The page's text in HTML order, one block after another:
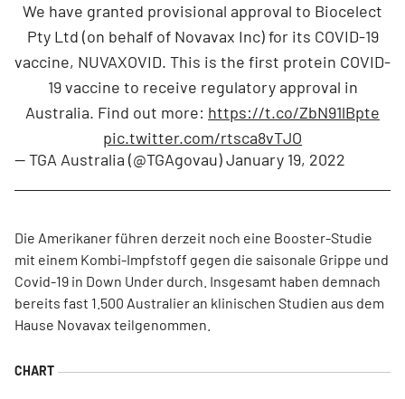
We have granted provisional approval to Biocelect
Pty Ltd (on behalf of Novavax Inc) for its COVID-19
vaccine, NUVAXOVID. This is the first protein COVID-
19 vaccine to receive regulatory approval in
Australia. Find out more: https://t.co/ZbN91lBpte
pic.twitter.com/rtsca8vTJO
— TGA Australia (@TGAgovau)January 19, 2022
Die Amerikaner führen derzeit noch eine Booster-Studie
mit einem Kombi-Impfstoff gegen die saisonale Grippe und
Covid-19 in Down Under durch. Insgesamt haben demnach
bereits fast 1.500 Australier an klinischen Studien aus dem
Hause Novavax teilgenommen.